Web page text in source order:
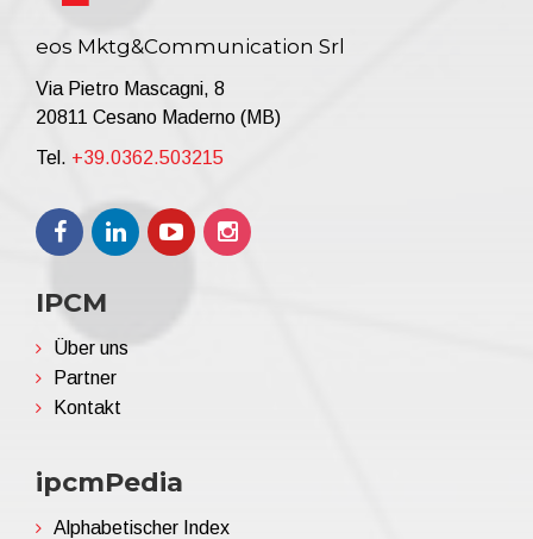
eos Mktg&Communication Srl
Via Pietro Mascagni, 8
20811 Cesano Maderno (MB)
Tel. +39.0362.503215
IPCM
Über uns
Partner
Kontakt
ipcmPedia
Alphabetischer Index